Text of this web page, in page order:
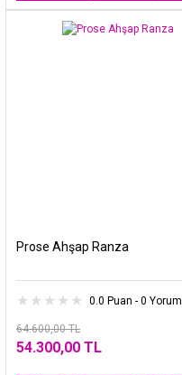
Prose Ahşap Ranza
0.0 Puan - 0 Yorum
64.600,00 TL
54.300,00 TL